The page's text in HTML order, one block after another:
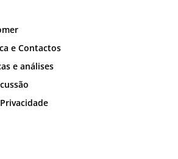
e Contactos
e análises